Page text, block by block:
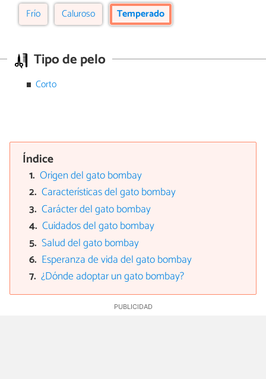
Frío Caluroso Temperado
Tipo de pelo
Corto
Índice
Origen del gato bombay
Características del gato bombay
Carácter del gato bombay
Cuidados del gato bombay
Salud del gato bombay
Esperanza de vida del gato bombay
¿Dónde adoptar un gato bombay?